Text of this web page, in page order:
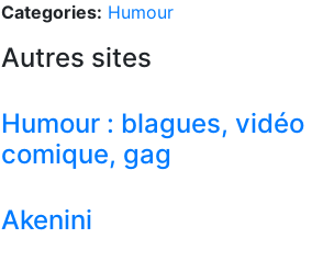
Categories: Humour
Autres sites
Humour : blagues, vidéo
comique, gag
Akenini